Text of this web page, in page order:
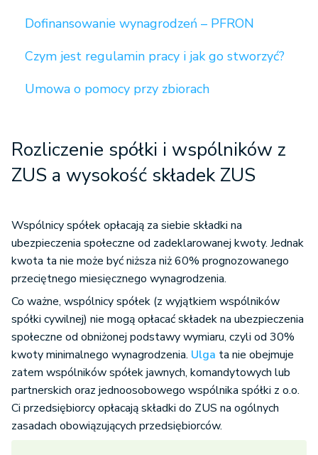
Dofinansowanie wynagrodzeń – PFRON
Czym jest regulamin pracy i jak go stworzyć?
Umowa o pomocy przy zbiorach
Rozliczenie spółki i wspólników z
ZUS a wysokość składek ZUS
Wspólnicy spółek opłacają za siebie składki na
ubezpieczenia społeczne od zadeklarowanej kwoty. Jednak
kwota ta nie może być niższa niż 60% prognozowanego
przeciętnego miesięcznego wynagrodzenia.
Co ważne, wspólnicy spółek (z wyjątkiem wspólników
spółki cywilnej) nie mogą opłacać składek na ubezpieczenia
społeczne od obniżonej podstawy wymiaru, czyli od 30%
kwoty minimalnego wynagrodzenia. Ulga ta nie obejmuje
zatem wspólników spółek jawnych, komandytowych lub
partnerskich oraz jednoosobowego wspólnika spółki z o.o.
Ci przedsiębiorcy opłacają składki do ZUS na ogólnych
zasadach obowiązujących przedsiębiorców.